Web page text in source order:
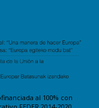
al 100% con